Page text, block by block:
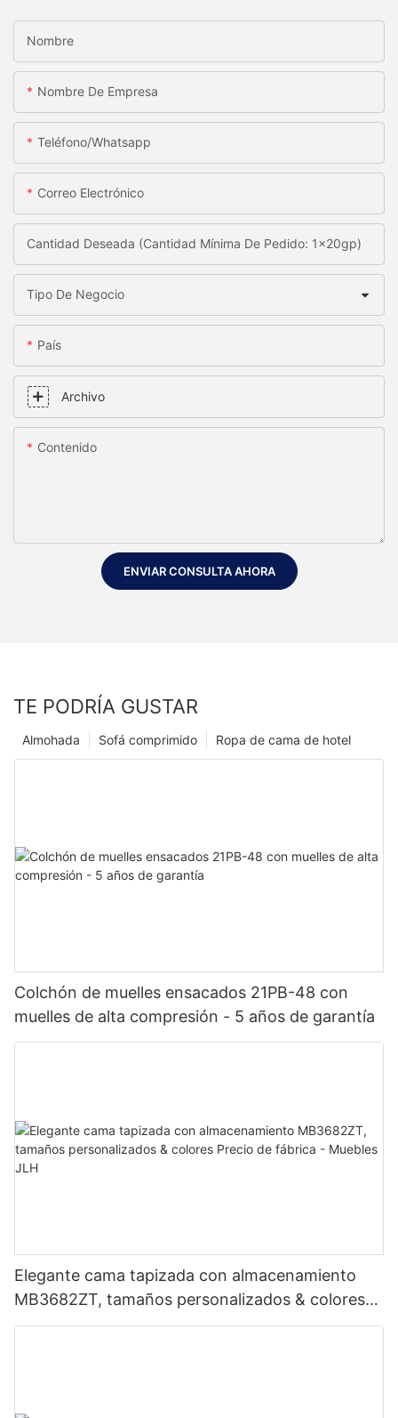
Nombre
Nombre De Empresa
Teléfono/whatsapp
Correo Electrónico
Cantidad Deseada (Cantidad Mínima De Pedido: 1x20gp)
Tipo De Negocio
País
Archivo
Contenido
ENVIAR CONSULTA AHORA
TE PODRÍA GUSTAR
Ropa de cama de hotel
Sofá comprimido
Almohada
Colchón de muelles ensacados 21PB-48 con
muelles de alta compresión - 5 años de garantía
Elegante cama tapizada con almacenamiento
MB3682ZT, tamaños personalizados & colores
Precio de fábrica - Muebles JLH